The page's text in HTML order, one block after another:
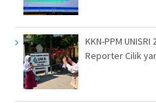
KKN-PPM
Reporter Cilik